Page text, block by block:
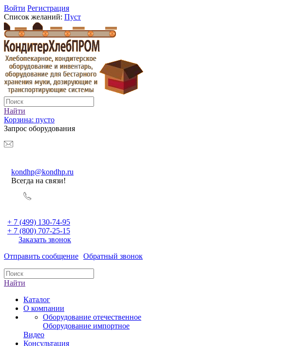
Войти Регистрация
Список желаний: Пуст
Найти
Корзина: пусто
Запрос оборудования
kondhp@kondhp.ru
Всегда на связи!
+ 7 (499) 130-74-95
+ 7 (800) 707-25-15
Заказать звонок
Отправить сообщение Обратный звонок
Найти
Каталог
О компании
Оборудование отечественное
Оборудование импортное
Видео
Консультация